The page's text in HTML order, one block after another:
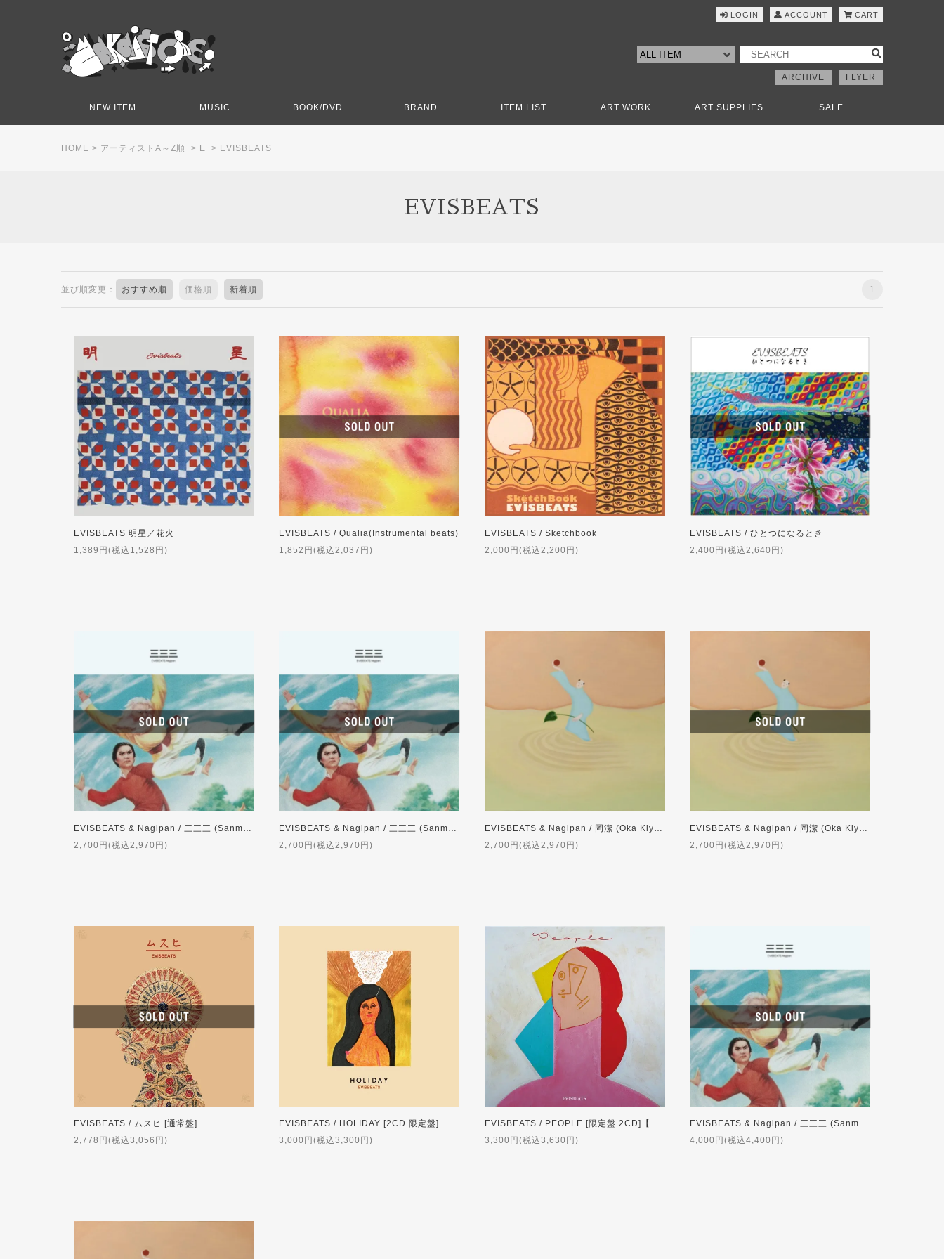
LOGIN ACCOUNT CART
ARCHIVE FLYER
NEW ITEM MUSIC BOOK/DVD BRAND ITEM LIST ART WORK ART SUPPLIES SALE
HOME > アーティストA～Z順 > E > EVISBEATS
EVISBEATS
並び順変更： おすすめ順 価格順 新着順 1
EVISBEATS 明星／花火
1,389円(税込1,528円)
EVISBEATS / Qualia(Instrumental beats)
1,852円(税込2,037円)
EVISBEATS / Sketchbook
2,000円(税込2,200円)
EVISBEATS / ひとつになるとき
2,400円(税込2,640円)
EVISBEATS & Nagipan / 三三三 (Sanmai) [CD]
2,700円(税込2,970円)
EVISBEATS & Nagipan / 三三三 (Sanmai) [CASSETTE TAPE]
2,700円(税込2,970円)
EVISBEATS & Nagipan / 岡潔 (Oka Kiyoshi) [CD]
2,700円(税込2,970円)
EVISBEATS & Nagipan / 岡潔 (Oka Kiyoshi) [CASSETTE TAPE]
2,700円(税込2,970円)
EVISBEATS / ムスヒ [通常盤]
2,778円(税込3,056円)
EVISBEATS / HOLIDAY [2CD 限定盤]
3,000円(税込3,300円)
EVISBEATS / PEOPLE [限定盤 2CD]【初回特典付】
3,300円(税込3,630円)
EVISBEATS & Nagipan / 三三三 (Sanmai)』[LP]
4,000円(税込4,400円)